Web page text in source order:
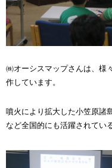
㈱オーシスマップさんは、様
作しています。
噴火により拡大した小笠原諸
など全国的にも活躍されてい